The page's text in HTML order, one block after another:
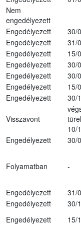
Nem
engedélyezett
Engedélyezett
30/
Engedélyezett
31/
Engedélyezett
15/
Engedélyezett
30/
Engedélyezett
30/
Engedélyezett
15/
Engedélyezett
30/
Visszavont
10/
Engedélyezett
30/
Folyamatban -
Engedélyezett
31/
Engedélyezett
30/
Engedélyezett
15/